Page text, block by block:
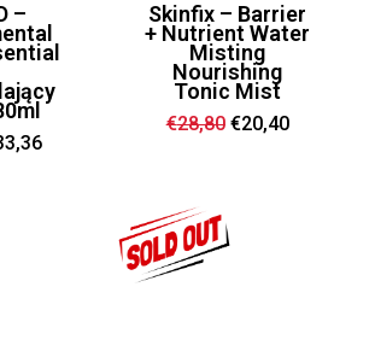
–
Aktueller
Skinfix – Barrier
+ Nutrient Water
Misting
Nourishing
Tonic Mist
€28,80 Ursprünglicher
Preis
€20,40Aktueller